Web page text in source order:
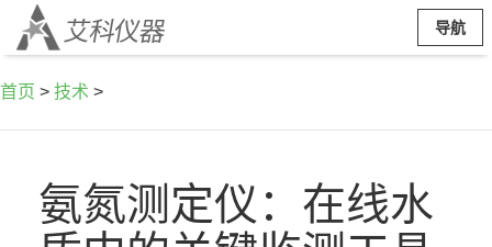
导航
首页 > 技术 >
氨氮测定仪：在线水